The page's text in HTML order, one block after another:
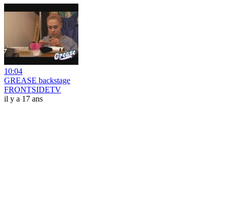
10:04
GREASE backstage
FRONTSIDETV
il y a 17 ans